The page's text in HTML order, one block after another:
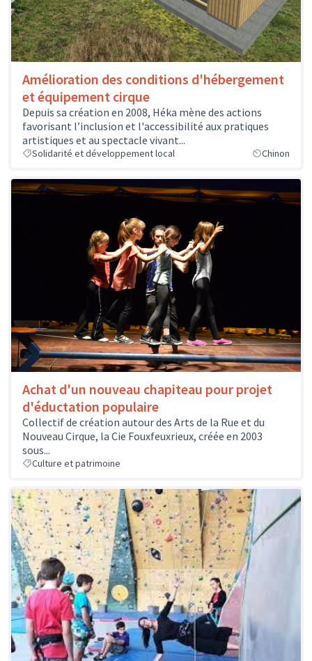
Amélioration des conditions d'hébergement
et équipement cirque
Depuis sa création en 2008, Héka mène des actions
favorisant l’inclusion et l'accessibilité aux pratiques
artistiques et au spectacle vivant...
Solidarité et développement local Chinon
Achat d'un nouveau chapiteau pour projet
d'éductation populaire
Collectif de création autour des Arts de la Rue et du
Nouveau Cirque, la Cie Fouxfeuxrieux, créée en 2003
sous...
Culture et patrimoine